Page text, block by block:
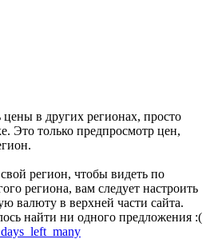
в других регионах, просто
Это только предпросмотр цен,
регион, чтобы видеть по
региона, вам следует настроить
валюту в верхней части сайта.
найти ни одного предложения :(